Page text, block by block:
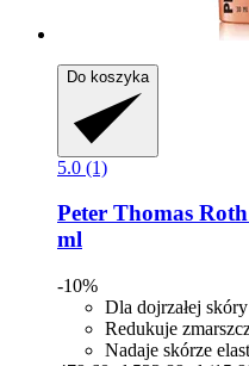
Do koszyka
5.0 (1)
Peter Thomas Roth
ml
-10%
Dla dojrzałej skóry
Redukuje
Nadaje skórze